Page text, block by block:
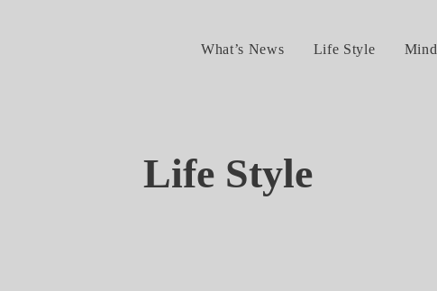
What’s News Life Style Mind
Life Style